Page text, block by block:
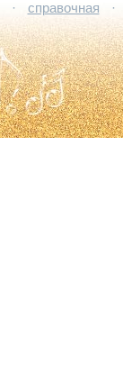
· справочная
·